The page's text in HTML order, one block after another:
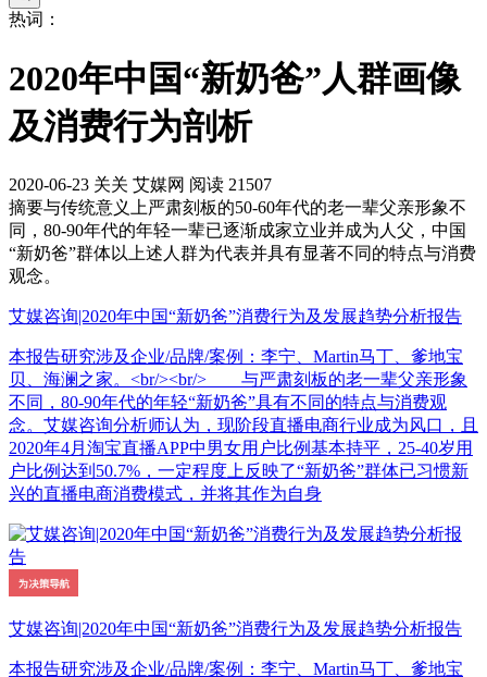
热词：
2020年中国“新奶爸”人群画像
及消费行为剖析
2020-06-23 关关 艾媒网 阅读 21507
摘要与传统意义上严肃刻板的50-60年代的老一辈父亲形象不
同，80-90年代的年轻一辈已逐渐成家立业并成为人父，中国
“新奶爸”群体以上述人群为代表并具有显著不同的特点与消费
观念。
艾媒咨询|2020年中国“新奶爸”消费行为及发展趋势分析报告
本报告研究涉及企业/品牌/案例：李宁、Martin马丁、爹地宝
贝、海澜之家。<br/><br/> 与严肃刻板的老一辈父亲形象
不同，80-90年代的年轻“新奶爸”具有不同的特点与消费观
念。艾媒咨询分析师认为，现阶段直播电商行业成为风口，且
2020年4月淘宝直播APP中男女用户比例基本持平，25-40岁用
户比例达到50.7%，一定程度上反映了“新奶爸”群体已习惯新
兴的直播电商消费模式，并将其作为自身
艾媒咨询|2020年中国“新奶爸”消费行为及发展趋势分析报告
本报告研究涉及企业/品牌/案例：李宁、Martin马丁、爹地宝